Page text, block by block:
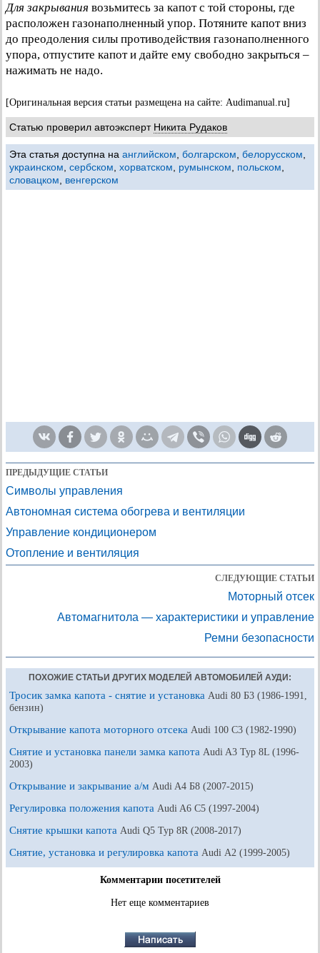
Для закрывания возьмитесь за капот с той стороны, где
расположен газонаполненный упор. Потяните капот вниз
до преодоления силы противодействия газонаполненного
упора, отпустите капот и дайте ему свободно закрыться –
нажимать не надо.
[Оригинальная версия статьи размещена на сайте: Audimanual.ru]
Статью проверил автоэксперт Никита Рудаков
Эта статья доступна на английском болгарском белорусском
украинском сербском хорватском румынском польском
словацком
венгерском
ПРЕДЫДУЩИЕ СТАТЬИ
Символы управления
Автономная система обогрева и вентиляции
Управление кондиционером
Отопление и вентиляция
СЛЕДУЮЩИЕ СТАТЬИ
Моторный отсек
Автомагнитола — характеристики и управление
Ремни безопасности
ПОХОЖИЕ СТАТЬИ ДРУГИХ МОДЕЛЕЙ АВТОМОБИЛЕЙ АУДИ:
Тросик замка капота - снятие и установка Audi 80 Б3 (1986-1991,
бензин)
Открывание капота моторного отсека Audi 100 С3 (1982-1990)
Снятие и установка панели замка капота Audi A3 Typ 8L (1996-
2003)
Открывание и закрывание а/м Audi A4 Б8 (2007-2015)
Регулировка положения капота Audi A6 С5 (1997-2004)
Снятие крышки капота Audi Q5 Typ 8R (2008-2017)
Снятие, установка и регулировка капота Audi А2 (1999-2005)
Комментарии посетителей
Нет еще комментариев